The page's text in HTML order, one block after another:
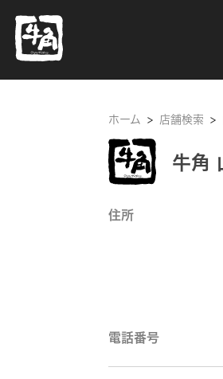
ホーム > 店舗検索 >
牛角
住所
電話番号